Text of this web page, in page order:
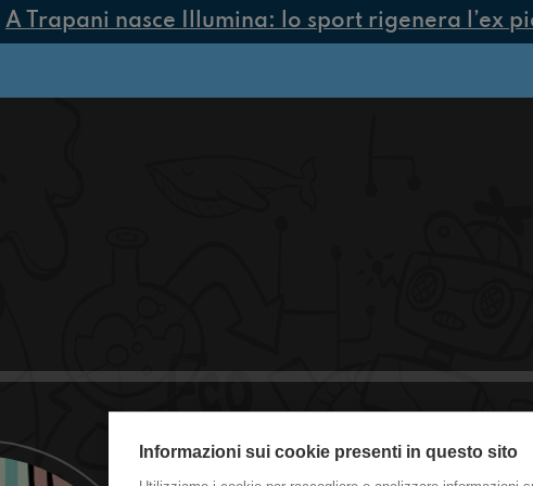
A Trapani nasce Illumina: lo sport rigenera l’ex
Informazioni sui cookie presenti in questo sito